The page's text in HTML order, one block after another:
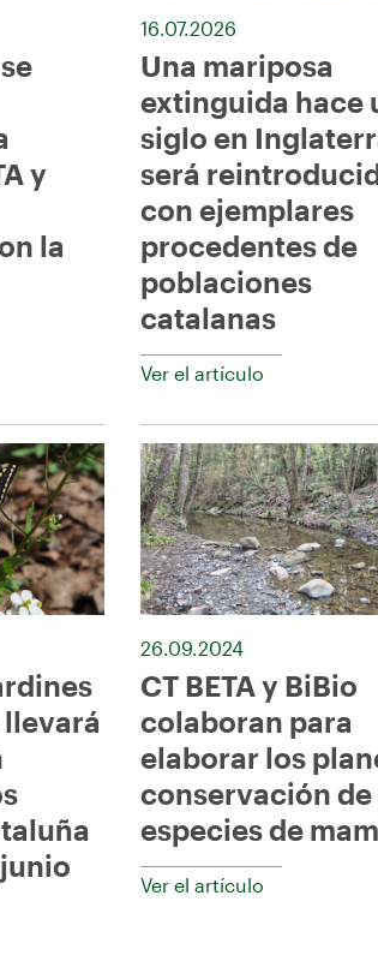
y
la
16.07.2026
Una mariposa
extinguida hace
siglo en
será
con ejemplares
procedentes de
poblaciones
catalanas
Ver el artículo
llevará
26.09.2024
CT BETA y BiBio
colaboran para
elaborar los
conservación de
especies de
Ver el artículo